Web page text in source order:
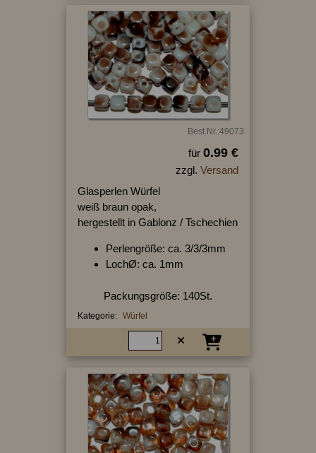
Best.Nr.:49073
für 0.99 €
zzgl. Versand
Glasperlen Würfel
weiß braun opak,
hergestellt in Gablonz / Tschechien
Perlengröße: ca. 3/3/3mm
LochØ: ca. 1mm
Packungsgröße: 140St.
Kategorie: Würfel